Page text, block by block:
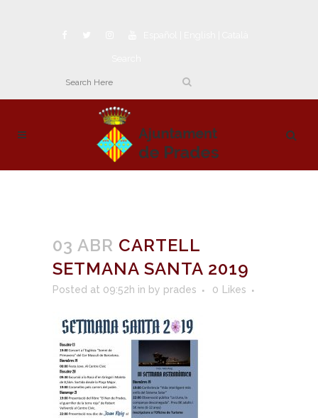
03 ABR CARTELL
SETMANA SANTA 2019
Posted at 09:52h in by prades 0 Likes